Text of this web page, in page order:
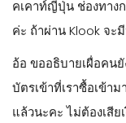
คเคาท์ญี่ปุ่น ช่องทาง
ค่ะ ถ้าผ่าน Klook จะ
อ้อ ขออธิบายเผื่อคน
บัตรเข้าที่เราซื้อเข้า
แล้วนะคะ ไม่ต้องเสีย